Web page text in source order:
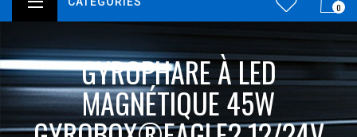
0
GYROPHARE À LED
MAGNÉTIQUE 45W